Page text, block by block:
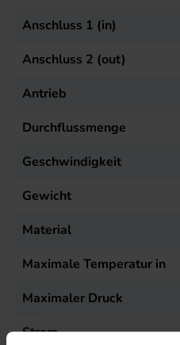
Anschluss 1 (in)
Anschluss 2 (out)
Antrieb
Durchflussmenge
Geschwindigkeit
Gewicht
Material
Maximale Temperatur in
Maximaler Druck
Strom